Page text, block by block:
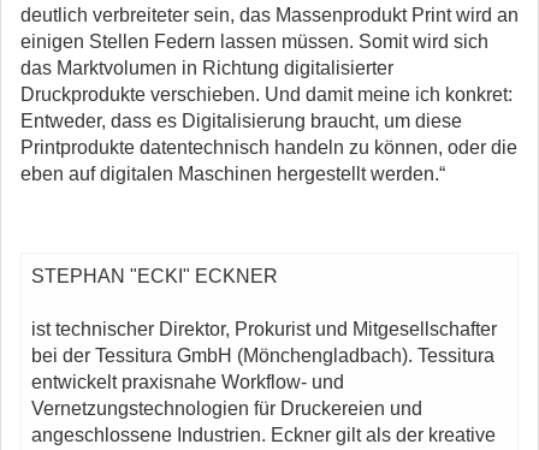
deutlich verbreiteter sein, das Massenprodukt Print wird an
einigen Stellen Federn lassen müssen. Somit wird sich
das Marktvolumen in Richtung digitalisierter
Druckprodukte verschieben. Und damit meine ich konkret:
Entweder, dass es Digitalisierung braucht, um diese
Printprodukte datentechnisch handeln zu können, oder die
eben auf digitalen Maschinen hergestellt werden.“
STEPHAN "ECKI" ECKNER
ist technischer Direktor, Prokurist und Mitgesellschafter
bei der Tessitura GmbH (Mönchengladbach). Tessitura
entwickelt praxisnahe Workflow- und
Vernetzungstechnologien für Druckereien und
angeschlossene Industrien. Eckner gilt als der kreative